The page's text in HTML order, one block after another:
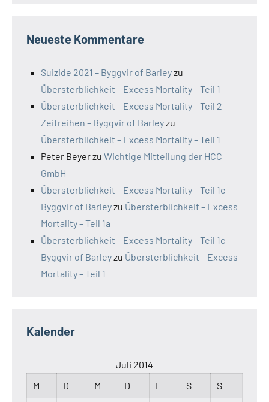
Neueste Kommentare
Suizide 2021 – Byggvir of Barleyzu
Übersterblichkeit – Excess Mortality – Teil 1
Übersterblichkeit – Excess Mortality – Teil 2 –
Zeitreihen – Byggvir of Barleyzu
Übersterblichkeit – Excess Mortality – Teil 1
Peter Beyerzu Wichtige Mitteilung der HCC
GmbH
Übersterblichkeit – Excess Mortality – Teil 1c –
Byggvir of Barleyzu Übersterblichkeit – Excess
Mortality – Teil 1a
Übersterblichkeit – Excess Mortality – Teil 1c –
Byggvir of Barleyzu Übersterblichkeit – Excess
Mortality – Teil 1
Kalender
Juli 2014
M
D M D F S S